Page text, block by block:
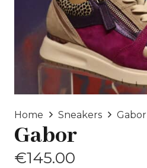
Home Sneakers Gabor
Gabor
€145.00